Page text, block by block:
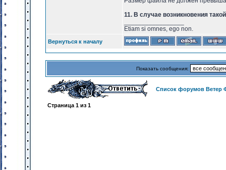
11. В случае возникновения
Etiam si omnes, ego non.
Вернуться к началу
Показать сообщения:
Список форумов Ветер
Страница 1 из 1